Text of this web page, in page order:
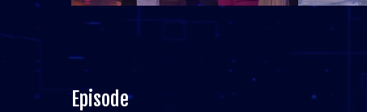
Episode